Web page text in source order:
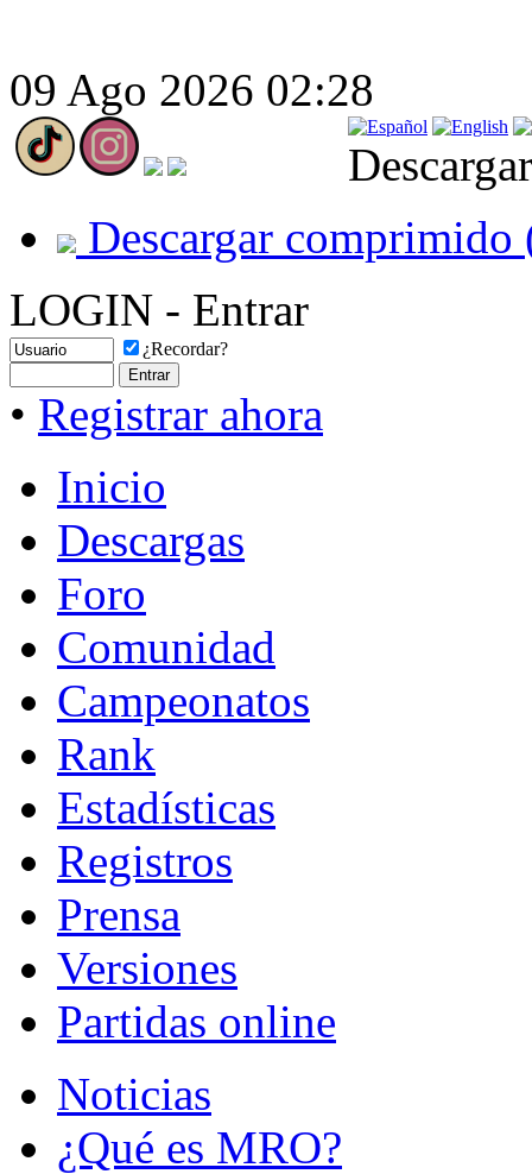
09 Ago 2026 02:28
Descargar comprimido
LOGIN - Entrar
¿Recordar?
• Registrar ahora
Inicio
Descargas
Foro
Comunidad
Campeonatos
Rank
Estadísticas
Registros
Prensa
Versiones
Partidas online
Noticias
¿Qué es MRO?